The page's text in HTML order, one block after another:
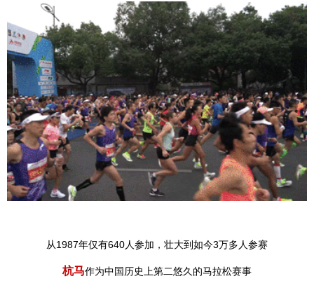
从1987年仅有640人参加，壮大到如今3万多人参赛
杭马作为中国历史上第二悠久的马拉松赛事